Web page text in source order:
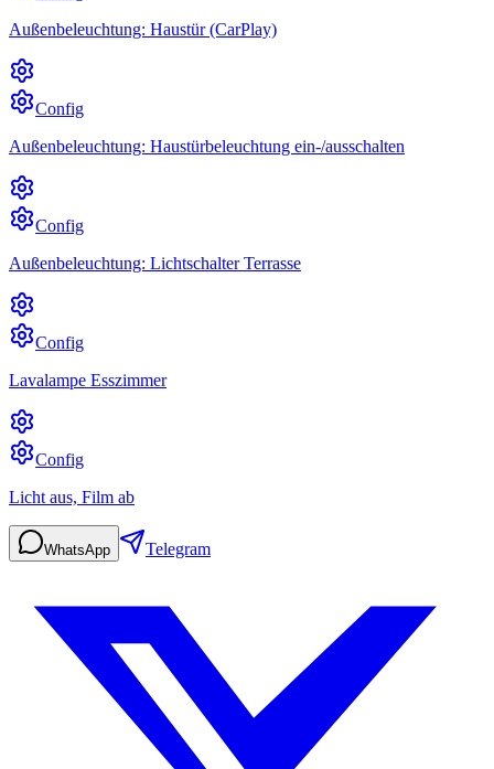
Außenbeleuchtung: Haustür (CarPlay)
Config
Außenbeleuchtung: Haustürbeleuchtung ein-/ausschalten
Config
Außenbeleuchtung: Lichtschalter Terrasse
Config
Lavalampe Esszimmer
Config
Licht aus, Film ab
WhatsApp Telegram